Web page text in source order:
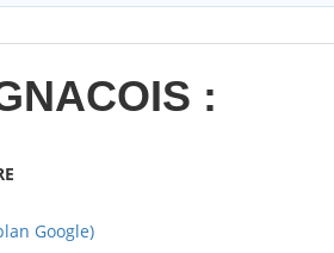
:
Google)